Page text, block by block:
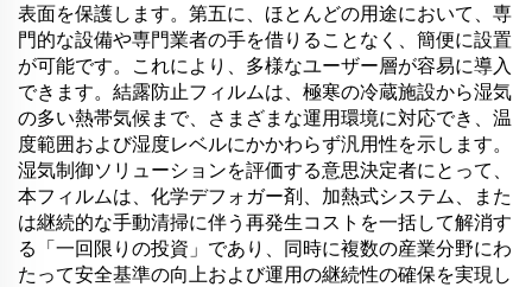
表面を保護します。第五に、ほとんどの用途において、専
門的な設備や専門業者の手を借りることなく、簡便に設置
が可能です。これにより、多様なユーザー層が容易に導入
できます。結露防止フィルムは、極寒の冷蔵施設から湿気
の多い熱帯気候まで、さまざまな運用環境に対応でき、温
度範囲および湿度レベルにかかわらず汎用性を示します。
湿気制御ソリューションを評価する意思決定者にとって、
本フィルムは、化学デフォガー剤、加熱式システム、また
は継続的な手動清掃に伴う再発生コストを一括して解消す
る「一回限りの投資」であり、同時に複数の産業分野にわ
たって安全基準の向上および運用の継続性の確保を実現し